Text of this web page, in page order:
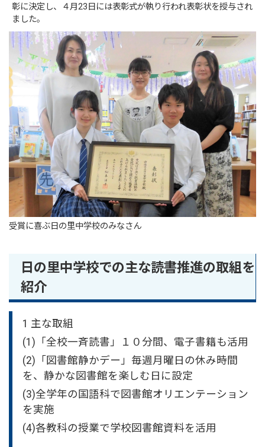
彰に決定し、４月23日には表彰式が執り行われ表彰状を授与され
ました。
受賞に喜ぶ日の里中学校のみなさん
日の里中学校での主な読書推進の取組を
紹介
1 主な取組
(1)「全校一斉読書」１０分間、電子書籍も活用
(2)「図書館静かデー」毎週月曜日の休み時間
を、静かな図書館を楽しむ日に設定
(3)全学年の国語科で図書館オリエンテーション
を実施
(4)各教科の授業で学校図書館資料を活用